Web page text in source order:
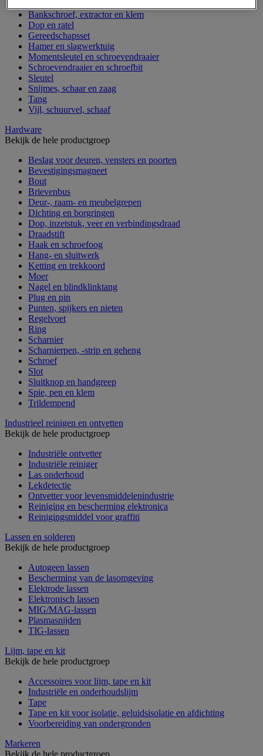
Bankschroef, extractor en klem
Dop en ratel
Gereedschapsset
Hamer en slagwerktuig
Momentsleutel en schroevendraaier
Schroevendraaier en schroefbit
Sleutel
Snijmes, schaar en zaag
Tang
Vijl, schuurvel, schaaf
Hardware
Bekijk de hele productgroep
Beslag voor deuren, vensters en poorten
Bevestigingsmagneet
Bout
Brievenbus
Deur-, raam- en meubelgrepen
Dichting en borgringen
Dop, inzetstuk, veer en verbindingsdraad
Draadstift
Haak en schroefoog
Hang- en sluitwerk
Ketting en trekkoord
Moer
Nagel en blindklinktang
Plug en pin
Punten, spijkers en nieten
Regelvoet
Ring
Scharnier
Scharnierpen, -strip en geheng
Schroef
Slot
Sluitknop en handgreep
Spie, pen en klem
Trildempend
Industrieel reinigen en ontvetten
Bekijk de hele productgroep
Industriële ontvetter
Industriële reiniger
Las onderhoud
Lekdetectie
Ontvetter voor levensmiddelenindustrie
Reiniging en bescherming elektronica
Reinigingsmiddel voor graffiti
Lassen en solderen
Bekijk de hele productgroep
Autogeen lassen
Bescherming van de lasomgeving
Elektrode lassen
Elektronisch lassen
MIG/MAG-lassen
Plasmasnijden
TIG-lassen
Lijm, tape en kit
Bekijk de hele productgroep
Accessoires voor lijm, tape en kit
Industriële en onderhoudslijm
Tape
Tape en kit voor isolatie, geluidsisolatie en afdichting
Voorbereiding van ondergronden
Markeren
Bekijk de hele productgroep